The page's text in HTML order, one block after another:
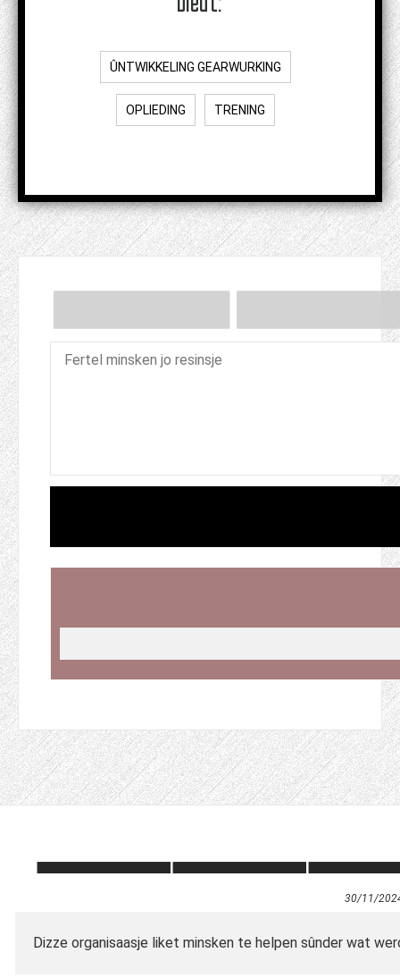
ÛNTWIKKELING GEARWURKING
OPLIEDING TRENING
30/11/
Dizze organisaasje liket minsken te helpen sûnder wat